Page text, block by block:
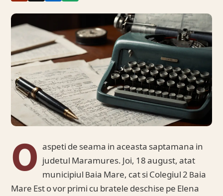
O aspeti de seama in aceasta saptamana in
judetul Maramures. Joi, 18 august, atat
municipiul Baia Mare, cat si Colegiul 2 Baia
Mare Est o vor primi cu bratele deschise pe Elena